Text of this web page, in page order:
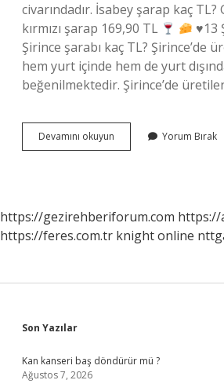
civarındadır. İsabey şarap kaç TL?
kırmızı şarap 169,90 TL
♥️13
Şirince şarabı kaç TL? Şirince’de
hem yurt içinde hem de yurt
beğenilmektedir. Şirince’de
Devamını okuyun Şirincede
Şarap
Yorum Bırak
https://gezirehberiforum.com https://
https://feres.com.tr knight online
Sidebar
Son Yazılar
Kan kanseri baş döndürür mü ?
Ağustos 7, 2026